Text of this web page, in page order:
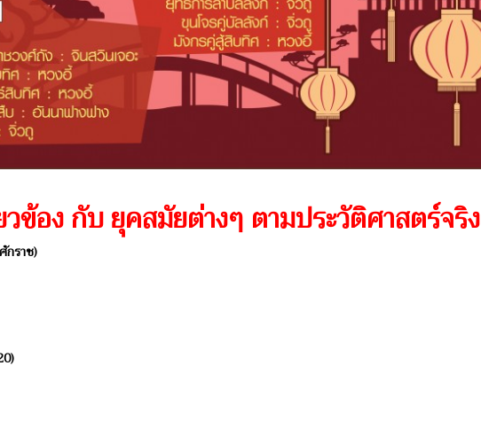
ข้อง กับ ยุคสมัยต่างๆ ตามประวัติศาสตร์จริง
ราช)